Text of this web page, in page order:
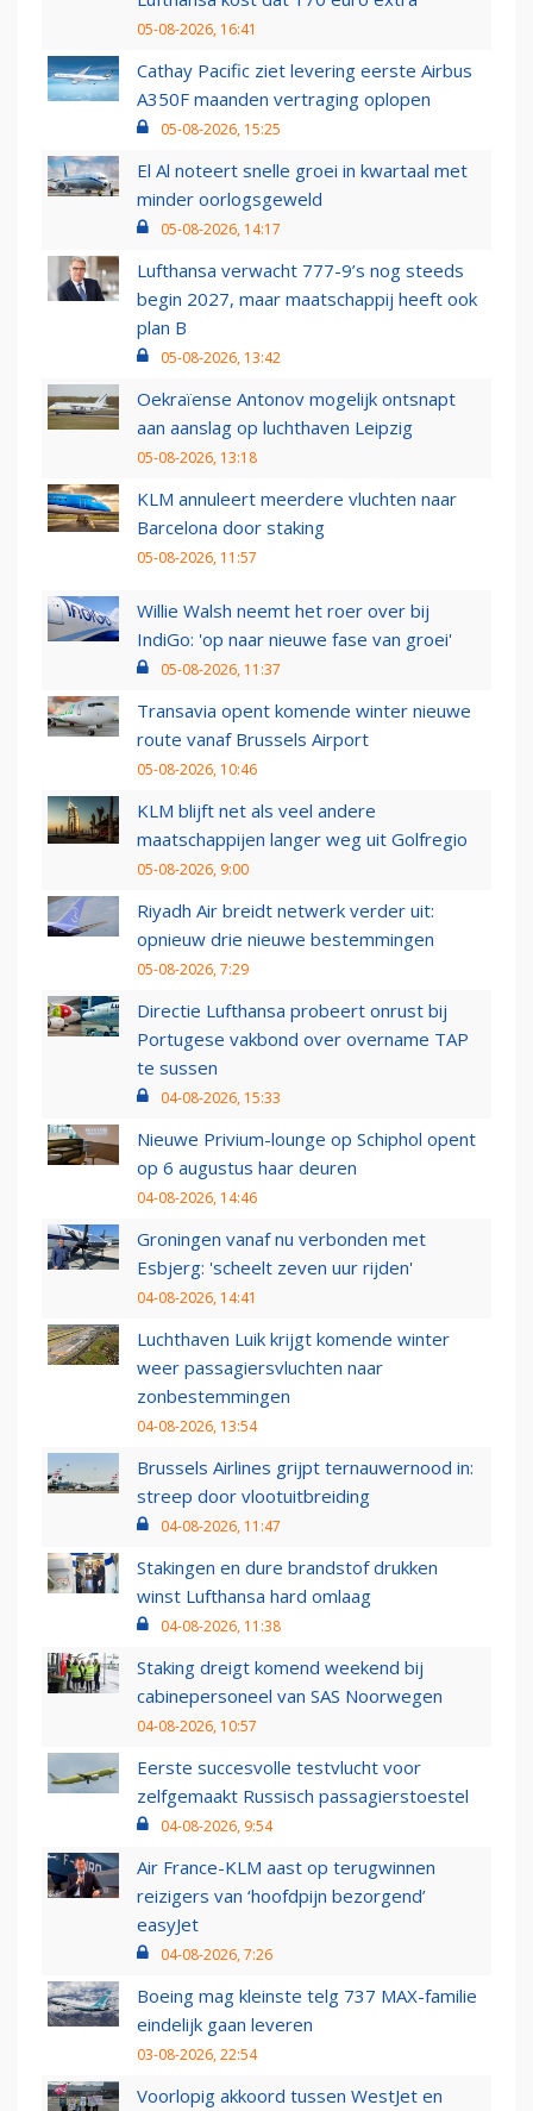
05-08-2026, 16:41
Cathay Pacific ziet levering eerste Airbus
A350F maanden vertraging oplopen
05-08-2026, 15:25
El Al noteert snelle groei in kwartaal met
minder oorlogsgeweld
05-08-2026, 14:17
Lufthansa verwacht 777-9’s nog steeds
begin 2027, maar maatschappij heeft ook
plan B
05-08-2026, 13:42
Oekraïense Antonov mogelijk ontsnapt
aan aanslag op luchthaven Leipzig
05-08-2026, 13:18
KLM annuleert meerdere vluchten naar
Barcelona door staking
05-08-2026, 11:57
Willie Walsh neemt het roer over bij
IndiGo: 'op naar nieuwe fase van groei'
05-08-2026, 11:37
Transavia opent komende winter nieuwe
route vanaf Brussels Airport
05-08-2026, 10:46
KLM blijft net als veel andere
maatschappijen langer weg uit Golfregio
05-08-2026, 9:00
Riyadh Air breidt netwerk verder uit:
opnieuw drie nieuwe bestemmingen
05-08-2026, 7:29
Directie Lufthansa probeert onrust bij
Portugese vakbond over overname TAP
te sussen
04-08-2026, 15:33
Nieuwe Privium-lounge op Schiphol opent
op 6 augustus haar deuren
04-08-2026, 14:46
Groningen vanaf nu verbonden met
Esbjerg: 'scheelt zeven uur rijden'
04-08-2026, 14:41
Luchthaven Luik krijgt komende winter
weer passagiersvluchten naar
zonbestemmingen
04-08-2026, 13:54
Brussels Airlines grijpt ternauwernood in:
streep door vlootuitbreiding
04-08-2026, 11:47
Stakingen en dure brandstof drukken
winst Lufthansa hard omlaag
04-08-2026, 11:38
Staking dreigt komend weekend bij
cabinepersoneel van SAS Noorwegen
04-08-2026, 10:57
Eerste succesvolle testvlucht voor
zelfgemaakt Russisch passagierstoestel
04-08-2026, 9:54
Air France-KLM aast op terugwinnen
reizigers van ‘hoofdpijn bezorgend’
easyJet
04-08-2026, 7:26
Boeing mag kleinste telg 737 MAX-familie
eindelijk gaan leveren
03-08-2026, 22:54
Voorlopig akkoord tussen WestJet en